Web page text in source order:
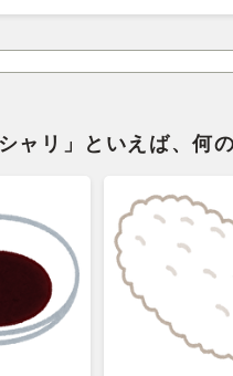
ャリ」といえば、何